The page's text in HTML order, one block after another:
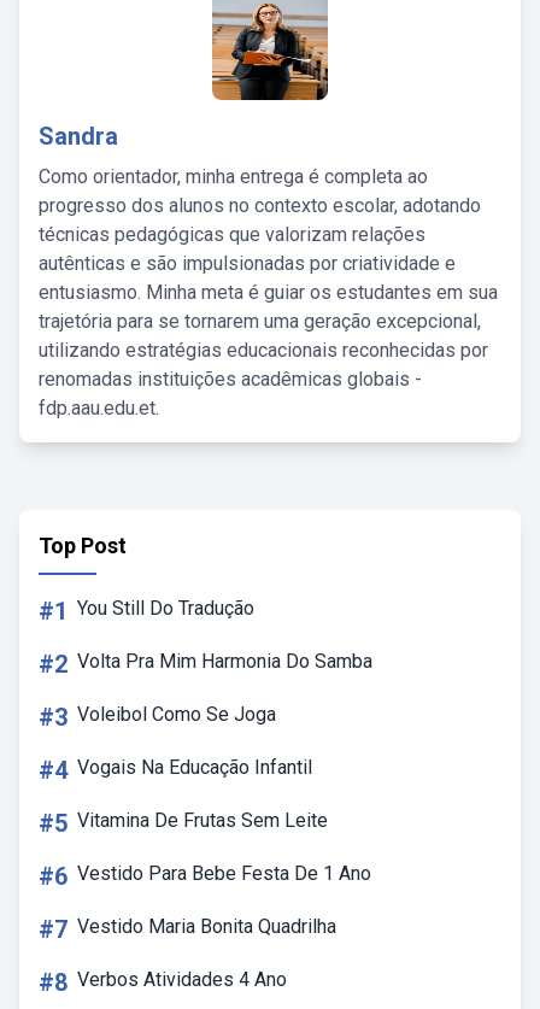
Sandra
Como orientador, minha entrega é completa ao
progresso dos alunos no contexto escolar, adotando
técnicas pedagógicas que valorizam relações
autênticas e são impulsionadas por criatividade e
entusiasmo. Minha meta é guiar os estudantes em sua
trajetória para se tornarem uma geração excepcional,
utilizando estratégias educacionais reconhecidas por
renomadas instituições acadêmicas globais -
fdp.aau.edu.et.
Top Post
#1 You Still Do Tradução
#2 Volta Pra Mim Harmonia Do Samba
#3 Voleibol Como Se Joga
#4 Vogais Na Educação Infantil
#5 Vitamina De Frutas Sem Leite
#6 Vestido Para Bebe Festa De 1 Ano
#7 Vestido Maria Bonita Quadrilha
#8 Verbos Atividades 4 Ano